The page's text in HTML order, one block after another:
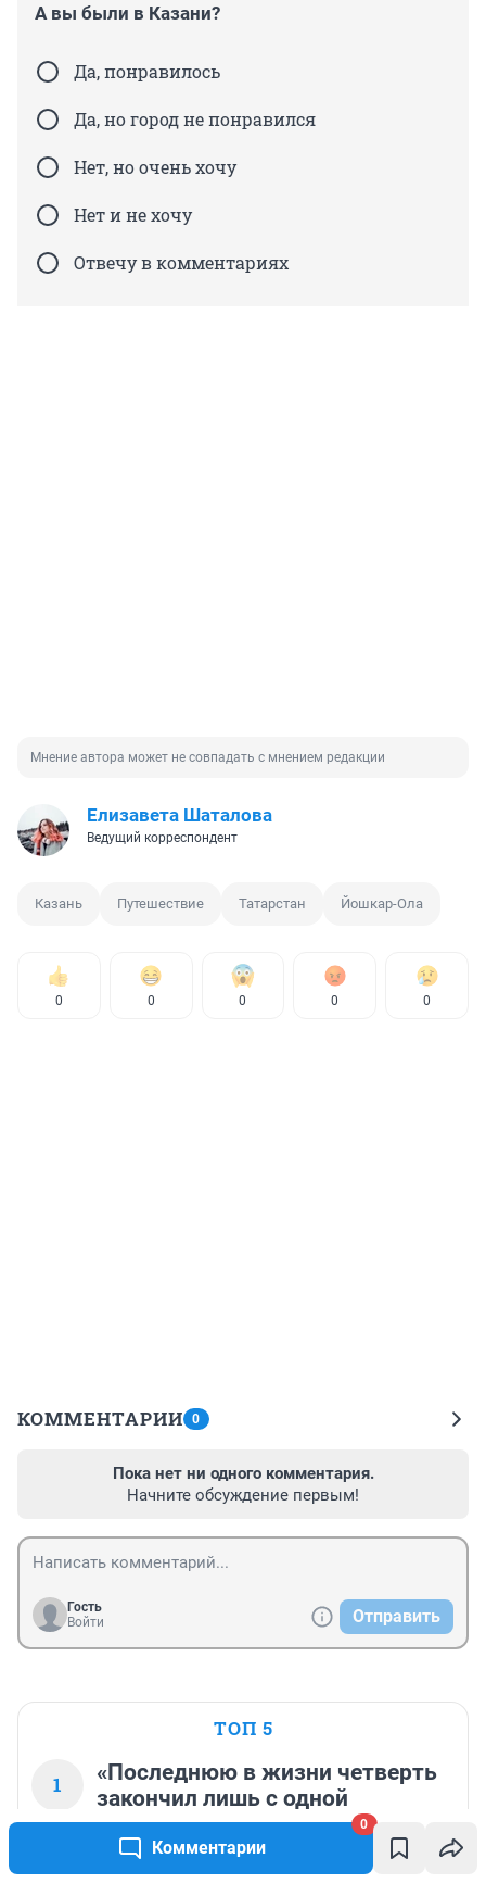
Комментарии
0
А вы были в Казани?
Да, понравилось
Да, но город не понравился
Нет, но очень хочу
Нет и не хочу
Отвечу в комментариях
Мнение автора может не совпадать с мнением редакции
Елизавета Шаталова
Ведущий корреспондент
Казань Путешествие Татарстан Йошкар-Ола
0 0 0 0 0
КОММЕНТАРИИ 0
Пока нет ни одного комментария.
Начните обсуждение первым!
Гость
Войти
Отправить
ТОП 5
1
«Последнюю в жизни четверть
закончил лишь с одной
четверкой». Родители
рассказали про сына, который
всю жизнь боролся с раком